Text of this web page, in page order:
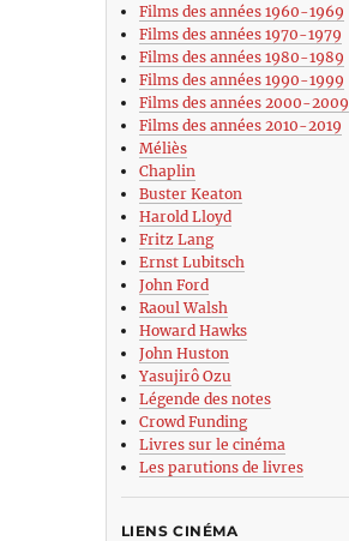
Films des années 1960-1969
Films des années 1970-1979
Films des années 1980-1989
Films des années 1990-1999
Films des années 2000-2009
Films des années 2010-2019
Méliès
Chaplin
Buster Keaton
Harold Lloyd
Fritz Lang
Ernst Lubitsch
John Ford
Raoul Walsh
Howard Hawks
John Huston
Yasujirô Ozu
Légende des notes
Crowd Funding
Livres sur le cinéma
Les parutions de livres
LIENS CINÉMA